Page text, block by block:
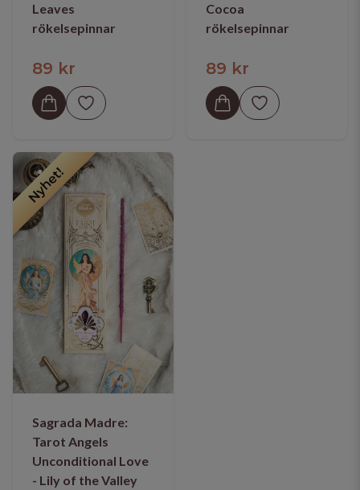
Leaves
rökelsepinnar
89 kr
Cocoa
rökelsepinnar
89 kr
Sagrada Madre:
Tarot Angels
Unconditional Love
- Lily of the Valley
Nyhet!